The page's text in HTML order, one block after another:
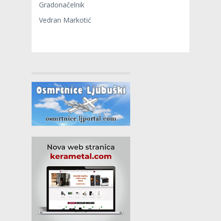
Gradonačelnik
Vedran Markotić